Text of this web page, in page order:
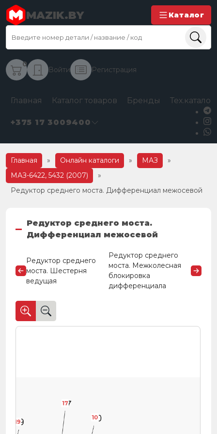
MAZIK.BY Каталог
0
Войти Регистрация
Главная Каталог товаров Бренды
+375 17 3009400
Главная » Онлайн каталоги » МАЗ
»
МАЗ-6422, 5432 (2007)
»
Редуктор среднего моста. Дифференциал межосевой
Редуктор среднего моста.
Дифференциал межосевой
Редуктор среднего
моста. Шестерня
ведущая
Редуктор среднего
моста. Межколесная
блокировка
дифференциала
17
19
19
10